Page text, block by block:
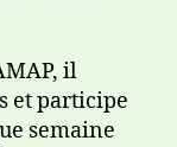
il
et participe
semaine